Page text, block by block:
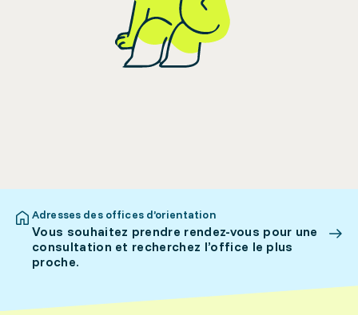
Adresses des offices d’orientation
Vous souhaitez prendre rendez-vous pour une
consultation et recherchez l’office le plus
proche.